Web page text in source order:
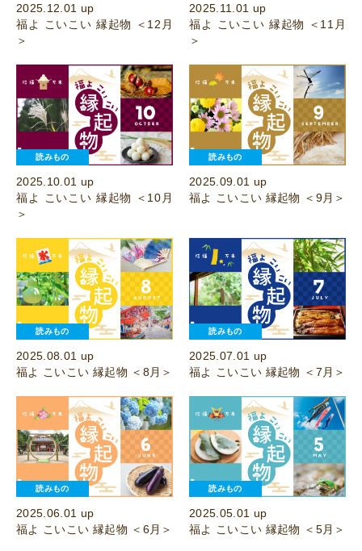
2025.12.01 up
福よ こいこい 縁起物 ＜12月
＞
2025.11.01 up
福よ こいこい 縁起物 ＜11月
＞
読みもの
2025.10.01 up
福よ こいこい 縁起物 ＜10月
＞
読みもの
2025.09.01 up
福よ こいこい 縁起物 ＜9月＞
読みもの
2025.08.01 up
福よ こいこい 縁起物 ＜8月＞
読みもの
2025.07.01 up
福よ こいこい 縁起物 ＜7月＞
読みもの
2025.06.01 up
福よ こいこい 縁起物 ＜6月＞
読みもの
2025.05.01 up
福よ こいこい 縁起物 ＜5月＞